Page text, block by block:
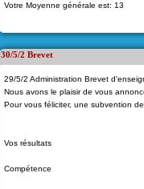
Votre Moyenne générale est: 13
30/5/2 Brevet
29/5/2 Administration Brevet
Nous avons le plaisir de vous
Pour vous féliciter, une subvention
Vos résultats
Compétence